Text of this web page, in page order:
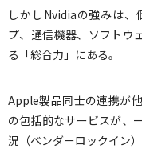
しかしNvidiaの強みは
プ、通信機器、ソフトウ
る「総合力」にある。
Apple製品同士の連携が
の包括的なサービスが、
況（ベンダーロックイン